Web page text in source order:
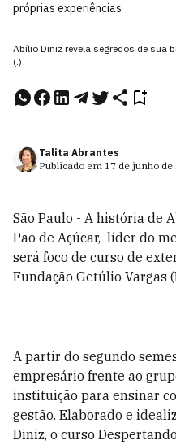
próprias experiências
Abílio Diniz revela segredos de sua
(.)
Talita Abrantes
Publicado em 17 de junho de
São Paulo - A história de
Pão de Açúcar, líder do
será foco de curso de
Fundação Getúlio Vargas
A partir do segundo
empresário frente ao
instituição para ensinar
gestão. Elaborado e
Diniz, o curso